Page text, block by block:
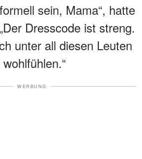
sein, Mama“, hatte
Dresscode ist streng.
unter all diesen Leuten
WERBUNG